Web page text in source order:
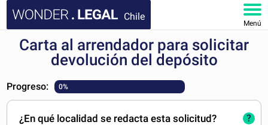
Chile
Menú
INICIO
Carta al arrendador para solicitar
devolución del depósito
Progreso: 0%
¿En qué localidad se redacta esta solicitud? ?